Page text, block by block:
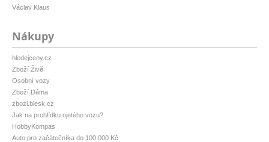
Václav Klaus
Nákupy
hledejceny.cz
Zboží Živě
Osobní vozy
Zboží Dáma
zbozi.blesk.cz
Jak na prohlídku ojetého vozu?
HobbyKompas
Auto pro začátečníka do 100 000 Kč